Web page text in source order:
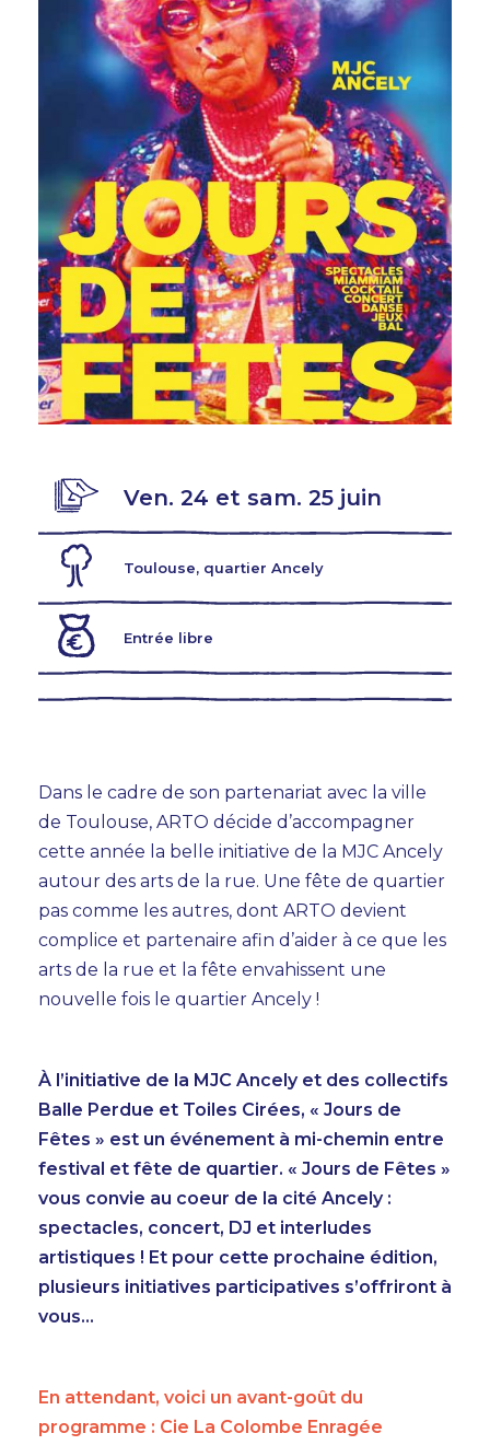
AGENDA
TEMPS FORTS
VOUS + NOUS
INFOS PRATIQUES
Ven. 24 et sam. 25 juin
Toulouse, quartier Ancely
Entrée libre
Dans le cadre de son partenariat avec la ville
de Toulouse, ARTO décide d’accompagner
cette année la belle initiative de la MJC Ancely
autour des arts de la rue. Une fête de quartier
pas comme les autres, dont ARTO devient
complice et partenaire afin d’aider à ce que les
arts de la rue et la fête envahissent une
nouvelle fois le quartier Ancely !
À l’initiative de la MJC Ancely et des collectifs
Balle Perdue et Toiles Cirées, « Jours de
Fêtes » est un événement à mi-chemin entre
festival et fête de quartier. « Jours de Fêtes »
vous convie au coeur de la cité Ancely :
spectacles, concert, DJ et interludes
artistiques ! Et pour cette prochaine édition,
plusieurs initiatives participatives s’offriront à
vous…
En attendant, voici un avant-goût du
programme : Cie La Colombe Enragée